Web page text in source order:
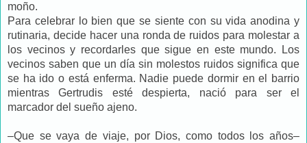
moño.
Para celebrar lo bien que se siente con su vida anodina y
rutinaria, decide hacer una ronda de ruidos para molestar a
los vecinos y recordarles que sigue en este mundo. Los
vecinos saben que un día sin molestos ruidos significa que
se ha ido o está enferma. Nadie puede dormir en el barrio
mientras Gertrudis esté despierta, nació para ser el
marcador del sueño ajeno.
–Que se vaya de viaje, por Dios, como todos los años–